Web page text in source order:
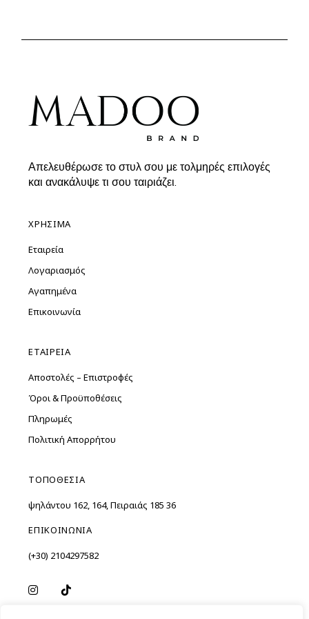
price τρέχουσα
Απελευθέρωσε το στυλ σου με τολμηρές επιλογές
και ανακάλυψε τι σου ταιριάζει.
ΧΡΗΣΙΜΑ
Εταιρεία
Λογαριασμός
Αγαπημένα
Επικοινωνία
ΕΤΑΙΡΕΙΑ
Αποστολές – Επιστροφές
Όροι & Προϋποθέσεις
Πληρωμές
Πολιτική Απορρήτου
ΤΟΠΟΘΕΣΙΑ
Ὑψηλάντου 162, 164, Πειραιάς 185 36
ΕΠΙΚΟΙΝΩΝΙΑ
(+30) 2104297582